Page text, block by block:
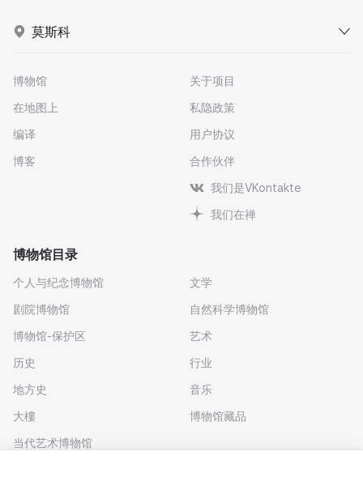
莫斯科
博物馆
在地图上
编译
博客
关于项目
私隐政策
用户协议
合作伙伴
我们是VKontakte
我们在禅
博物馆目录
个人与纪念博物馆
剧院博物馆
博物馆-保护区
历史
地方史
大樓
当代艺术博物馆
文学
自然科学博物馆
艺术
行业
音乐
博物馆藏品